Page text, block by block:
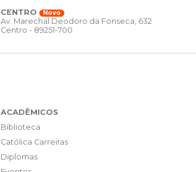
CENTRO
Novo
Av. Marechal Deodoro da Fonseca, 632
Centro - 89251-700
ACADÊMICOS
Biblioteca
Católica Carreiras
Diplomas